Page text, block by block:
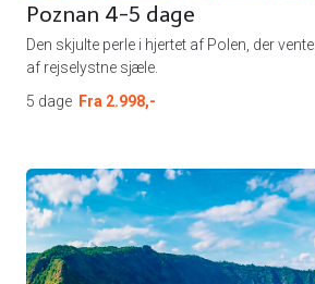
Poznan 4-5 dage
Den skjulte perle i hjertet af Polen, der
af rejselystne sjæle.
5 dage Fra 2.998,-